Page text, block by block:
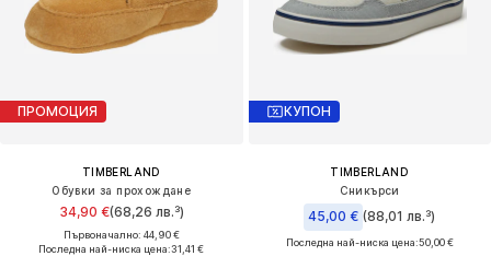
ПРОМОЦИЯ
TIMBERLAND
Обувки за прохождане
34,90 €(68,26 лв.³)
Първоначално: 44,90 €
Последна най-ниска цена:31,41 €
КУПОН
TIMBERLAND
Сникърси
45,00 € (88,01 лв.³)
Последна най-ниска цена:50,00 €